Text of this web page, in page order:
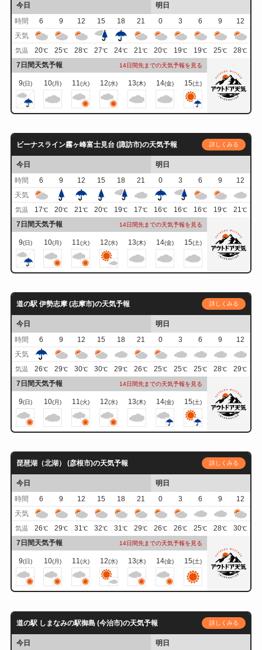
今日
明日
時間
6 9 12 15 18 21 0 3 6 9
12
天気
気温 20℃ 25℃ 28℃ 27℃ 24℃ 21℃ 20℃ 19℃ 19℃ 25℃ 28℃
7日間天気予報 14日間先までの天気予報を見る
9(日) 10(月) 11 (火) 12(水) 13(木) 14(金) 15(土)
ビーナスライン霧ヶ峰富士見台 (諏訪市)の天気予報 詳しくみる
今日
明日
時間
6 9 12 15 18 21 0 3 6 9
12
天気
気温 17℃ 20℃ 21℃ 20℃ 19℃ 17℃ 16℃ 16℃ 16℃ 19℃ 21℃
7日間天気予報 14日間先までの天気予報を見る
9(日) 10(月) 11(火) 12(水) 13(木) 14(金) 15(土)
道の駅 伊勢志摩 (志摩市)の天気予報 詳しくみる
今日
明日
時間
6 9 12 15 18 21 0 3 6 9
12
天気
気温 26℃ 29℃ 30℃ 30℃ 29℃ 26℃ 25℃ 25℃ 25℃ 28℃ 29℃
7日間天気予報 14日間先までの天気予報を見る
9(日) 10(月) 11(火) 12(水) 13(木) 14(金) 15(土)
琵琶湖（北湖） (彦根市)の天気予報 詳しくみる
今日
明日
時間
6 9 12 15 18 21 0 3 6 9
12
天気
気温 26℃ 29℃ 31℃ 32℃ 31℃ 29℃ 26℃ 26℃ 25℃ 28℃ 30℃
7日間天気予報 14日間先までの天気予報を見る
9(日) 10(月) 11(火) 12(水) 13(木) 14(金) 15(土)
道の駅 しまなみの駅御島 (今治市)の天気予報 詳しくみる
今日
明日